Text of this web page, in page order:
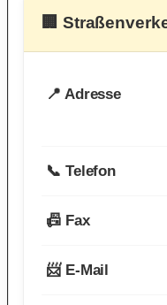
🏢
📍 Adresse
📞 Telefon
📠 Fax
📨 E-Mail